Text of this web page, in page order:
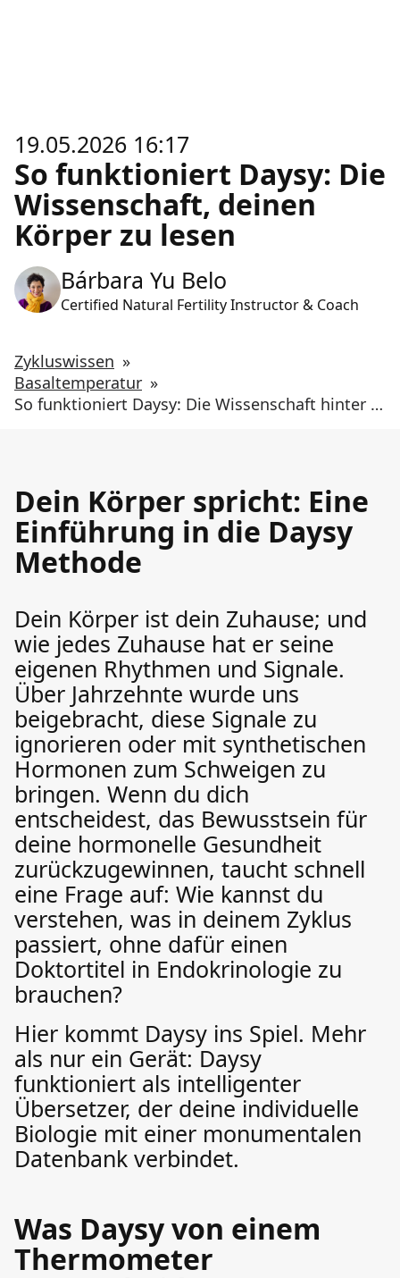
19.05.2026 16:17
So funktioniert Daysy: Die
Wissenschaft, deinen
Körper zu lesen
Bárbara Yu Belo
Certified Natural Fertility Instructor & Coach
Zykluswissen »
Basaltemperatur »
So funktioniert Daysy: Die Wissenschaft hinter 99,4 % Genauigkeit
Dein Körper spricht: Eine
Einführung in die Daysy
Methode
Dein Körper ist dein Zuhause; und
wie jedes Zuhause hat er seine
eigenen Rhythmen und Signale.
Über Jahrzehnte wurde uns
beigebracht, diese Signale zu
ignorieren oder mit synthetischen
Hormonen zum Schweigen zu
bringen. Wenn du dich
entscheidest, das Bewusstsein für
deine hormonelle Gesundheit
zurückzugewinnen, taucht schnell
eine Frage auf: Wie kannst du
verstehen, was in deinem Zyklus
passiert, ohne dafür einen
Doktortitel in Endokrinologie zu
brauchen?
Hier kommt Daysy ins Spiel. Mehr
als nur ein Gerät: Daysy
funktioniert als intelligenter
Übersetzer, der deine individuelle
Biologie mit einer monumentalen
Datenbank verbindet.
Was Daysy von einem
Thermometer